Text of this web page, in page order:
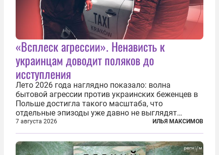
«Всплеск агрессии». Ненависть к
украинцам доводит поляков до
исступления
Лето 2026 года наглядно показало: волна
бытовой агрессии против украинских беженцев в
Польше достигла такого масштаба, что
отдельные эпизоды уже давно не выглядят
случайными. Поляки, судя по происходящему,
буквально теряют рассудок от ненависти к
украинским беженцам, и каждый новый случай
по-своему...
7 августа 2026 ИЛЬЯ МАКСИМОВ